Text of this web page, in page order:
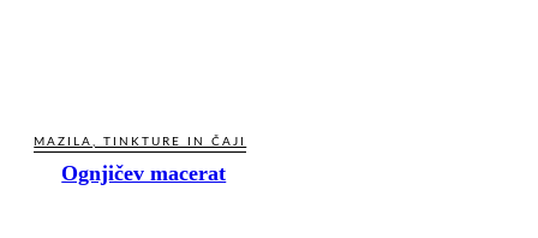
MAZILA, TINKTURE IN ČAJI
Ognjičev macerat